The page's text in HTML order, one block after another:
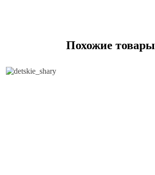
Похожие товары